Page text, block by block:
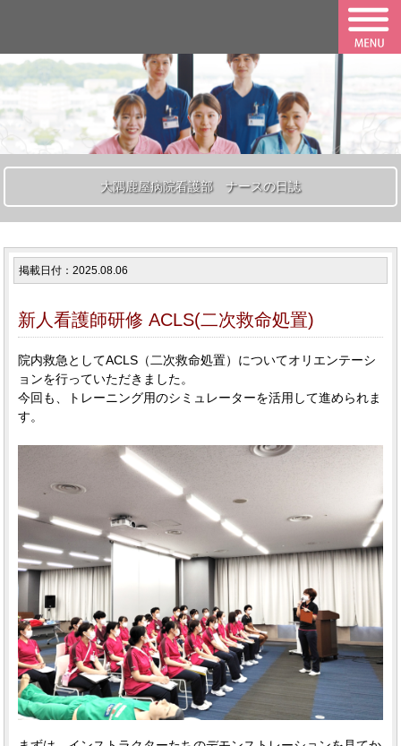
大隅鹿屋病院看護部 ナースの日誌
掲載日付：2025.08.06
新人看護師研修 ACLS(二次救命処置)
院内救急としてACLS（二次救命処置）についてオリエンテーシ
ョンを行っていただきました。
今回も、トレーニング用のシミュレーターを活用して進められま
す。